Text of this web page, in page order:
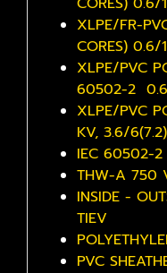
XLPE/FR-
CORES) 0.6/
XLPE/PVC
60502-2
XLPE/PVC
KV, 3.6/
IEC 60502-2
THW-A 750
INSIDE -
TIEV
PVC